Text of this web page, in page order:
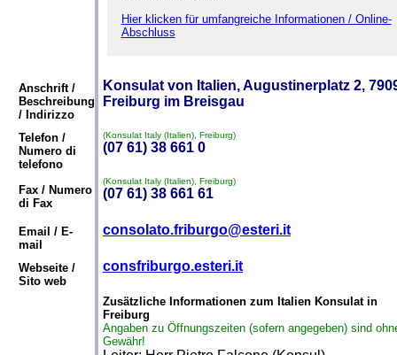
Hier klicken für umfangreiche Informationen / Online-
Abschluss
Anschrift /
Beschreibung
/ Indirizzo
Konsulat von Italien, Augustinerplatz 2,
Freiburg im Breisgau
Telefon /
Numero di
telefono
(Konsulat Italy (Italien), Freiburg)
(07 61) 38 661 0
Fax / Numero
di Fax
(Konsulat Italy (Italien), Freiburg)
(07 61) 38 661 61
Email / E-
mail
consolato.friburgo@esteri.it
Webseite /
Sito web
consfriburgo.esteri.it
Zusätzliche Informationen zum Italien Konsulat in
Freiburg
Angaben zu Öffnungszeiten (sofern angegeben) sind
Gewähr!